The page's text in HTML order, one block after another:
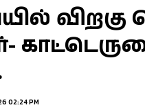
விறகு
02:24 PM